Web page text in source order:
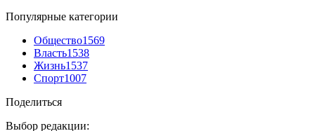
Популярные категории
Общество1569
Власть1538
Жизнь1537
Спорт1007
Поделиться
Выбор редакции: